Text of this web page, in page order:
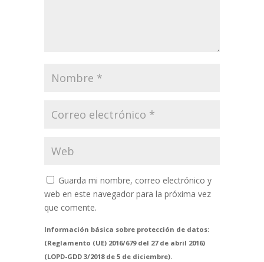
Guarda mi nombre, correo electrónico y
web en este navegador para la próxima vez
que comente.
Información básica sobre protección de datos:
(Reglamento (UE) 2016/679 del 27 de abril 2016)
(LOPD-GDD 3/2018 de 5 de diciembre).